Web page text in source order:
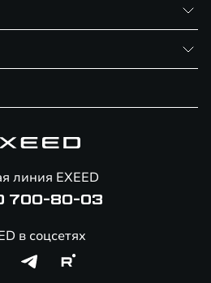
линия EXEED
700-80-03
в соцсетях